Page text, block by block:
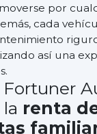
por
cada
así una
Fortuner
renta